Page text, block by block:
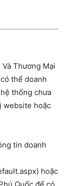
Thương Mại
thể doanh
thống chưa
website hoặc
tin doanh
hoặc